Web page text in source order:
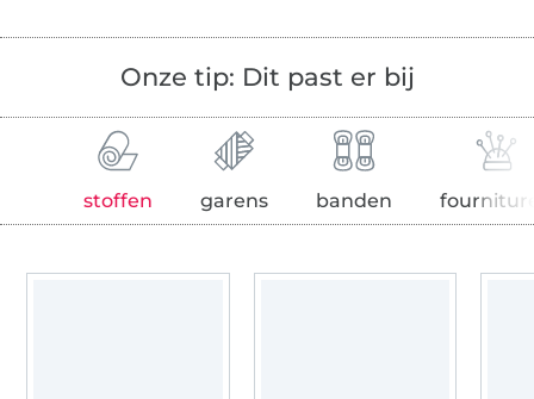
Onze tip: Dit past er bij
stoffen garens banden